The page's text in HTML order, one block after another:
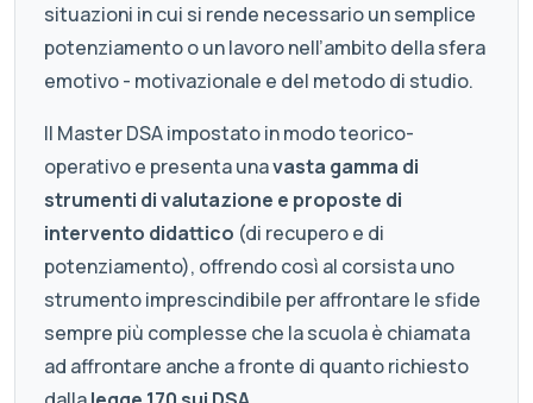
situazioni in cui si rende necessario un semplice
potenziamento o un lavoro nell’ambito della sfera
emotivo - motivazionale e del metodo di studio.
Il Master DSA impostato in modo teorico-
operativo e presenta unavasta gamma di
strumenti di valutazione e proposte di
intervento didattico (di recupero e di
potenziamento), offrendo così al corsista uno
strumento imprescindibile per affrontare le sfide
sempre più complesse che la scuola è chiamata
ad affrontare anche a fronte di quanto richiesto